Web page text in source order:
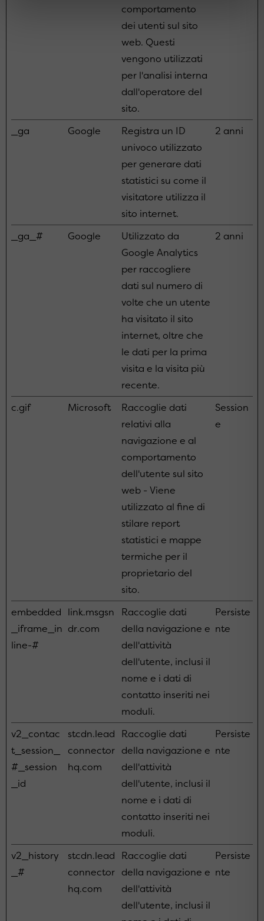
comportamento
dei utenti sul sito
web. Questi
vengono utilizzati
per l'analisi interna
dall'operatore del
sito.
_ga Google
Registra un ID
univoco utilizzato
per generare dati
statistici su come il
visitatore utilizza il
sito internet.
2 anni
_ga_# Google
Utilizzato da
Google Analytics
per raccogliere
dati sul numero di
volte che un utente
ha visitato il sito
internet, oltre che
le dati per la prima
visita e la visita più
recente.
2 anni
c.gif Microsoft
Raccoglie dati
relativi alla
navigazione e al
comportamento
dell'utente sul sito
web - Viene
utilizzato al fine di
stilare report
statistici e mappe
termiche per il
proprietario del
sito.
Session
e
embedded
_iframe_in
line-#
link.msgsn
dr.com
Raccoglie dati
della navigazione e
dell'attività
dell'utente, inclusi il
nome e i dati di
contatto inseriti nei
moduli.
Persiste
nte
v2_contac
t_session_
#_session
_id
stcdn.lead
connector
hq.com
Raccoglie dati
della navigazione e
dell'attività
dell'utente, inclusi il
nome e i dati di
contatto inseriti nei
moduli.
Persiste
nte
v2_history
_#
stcdn.lead
connector
hq.com
Raccoglie dati
della navigazione e
dell'attività
dell'utente, inclusi il
Persiste
nte